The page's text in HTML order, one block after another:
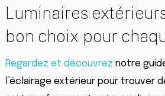
Luminaires
bon choix pour
Regardez et découvrez notre
l’éclairage extérieur pour trouver